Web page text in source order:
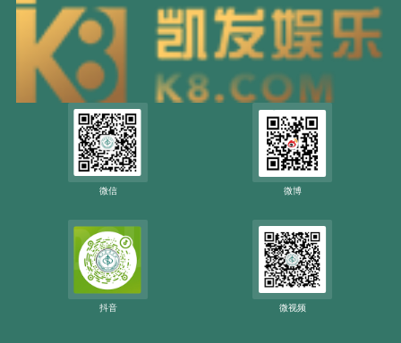
微信 微博
抖音 微视频